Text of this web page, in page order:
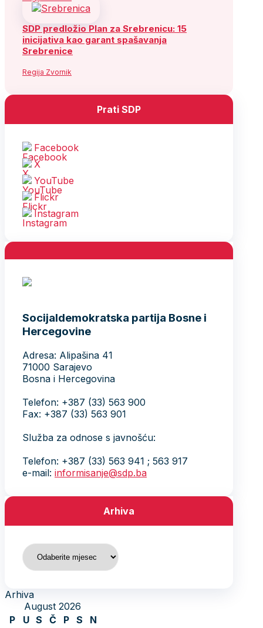
SDP predložio Plan za Srebrenicu: 15
inicijativa kao garant spašavanja
Srebrenice
Regija Zvornik
Prati SDP
Facebook
X
YouTube
Flickr
Instagram
Socijaldemokratska partija Bosne i
Hercegovine
Adresa: Alipašina 41
71000 Sarajevo
Bosna i Hercegovina
Telefon: +387 (33) 563 900
Fax: +387 (33) 563 901
Služba za odnose s javnošću:
Telefon: +387 (33) 563 941 ; 563 917
e-mail: informisanje@sdp.ba
Arhiva
Arhiva
Arhiva
August 2026
P
U S Č P S
N